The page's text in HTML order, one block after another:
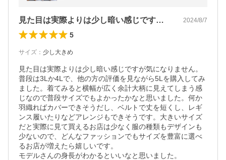
見た目は実際よりは少し暗い感じですが気… 2024/8/7
5
サイズ ： 少し大きめ
見た目は実際よりは少し暗い感じですが気になりません。
普段は3Lか4Lで、他の方の評価を見ながら5Lを購入してみ
ました。着てみると横幅が広く余計大柄に見えてしまう感
じなので普段サイズでもよかったかなと思いました。何か
羽織ればカバーできそうだし、ベルトで丈を短くし、レギ
ンス履いたりなどアレンジもできそうです。大きいサイズ
だと実際に見て買えるお店は少なく服の種類もデザインも
少ないので、どんなファッションでもサイズを豊富に選べ
るお店が増えたら嬉しいです。
モデルさんの身長がわかるといいなと思いました。